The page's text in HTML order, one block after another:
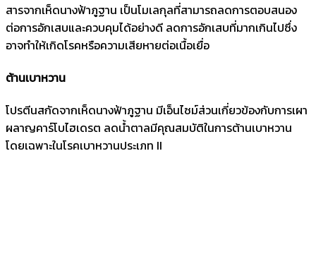
สารจากเห็ดนางฟ้าภูฐาน เป็นโมเลกุลที่สามารถลดการตอบสนอง
ต่อการอักเสบและควบคุมได้อย่างดี ลดการอักเสบที่มากเกินไปซึ่ง
อาจทำให้เกิดโรคหรือความเสียหายต่อเนื้อเยื่อ
ต้านเบาหวาน
โปรตีนสกัดจากเห็ดนางฟ้าภูฐาน มีเอ็นไซม์ส่วนเกี่ยวข้องกับการเผา
ผลาญคาร์โบไฮเดรต ลดน้ำตาลมีคุณสมบัติในการต้านเบาหวาน
โดยเฉพาะในโรคเบาหวานประเภท II